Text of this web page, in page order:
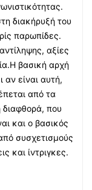
διακήρυξή του
παρωπίδες.
αξίες
βασική αρχή
αν είναι αυτή,
από τα
που
και ο βασικός
συσχετισμούς
και ίντριγκες.